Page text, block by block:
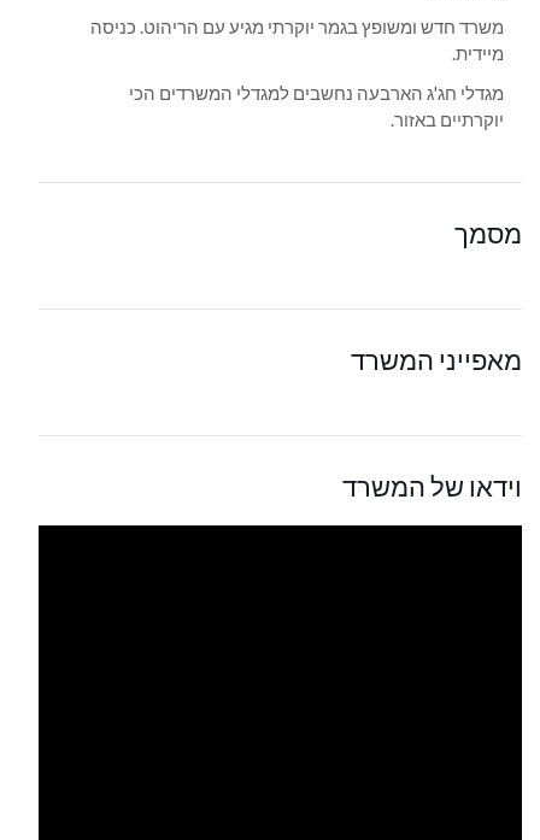
משרד חדש ומשופץ בגמר יוקרתי מגיע עם הריהוט. כניסה
מיידית.
מגדלי חג'ג הארבעה נחשבים למגדלי המשרדים הכי
יוקרתיים באזור.
מסמך
מאפייני המשרד
וידאו של המשרד